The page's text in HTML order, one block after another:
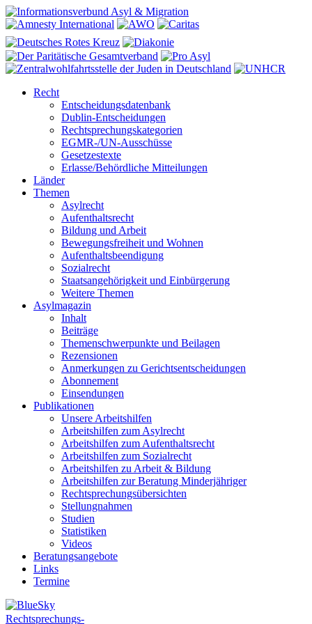
Recht
Entscheidungsdatenbank
Dublin-Entscheidungen
Rechtsprechungskategorien
EGMR-/UN-Ausschüsse
Gesetzestexte
Erlasse/Behördliche Mitteilungen
Länder
Themen
Asylrecht
Aufenthaltsrecht
Bildung und Arbeit
Bewegungsfreiheit und Wohnen
Aufenthaltsbeendigung
Sozialrecht
Staatsangehörigkeit und Einbürgerung
Weitere Themen
Asylmagazin
Inhalt
Beiträge
Themenschwerpunkte und Beilagen
Rezensionen
Anmerkungen zu Gerichtsentscheidungen
Abonnement
Einsendungen
Publikationen
Unsere Arbeitshilfen
Arbeitshilfen zum Asylrecht
Arbeitshilfen zum Aufenthaltsrecht
Arbeitshilfen zum Sozialrecht
Arbeitshilfen zu Arbeit & Bildung
Arbeitshilfen zur Beratung Minderjähriger
Rechtsprechungsübersichten
Stellungnahmen
Studien
Statistiken
Videos
Beratungsangebote
Links
Termine
Rechtsprechungs-